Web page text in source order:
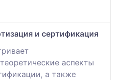
и сертификация
аспекты
а также